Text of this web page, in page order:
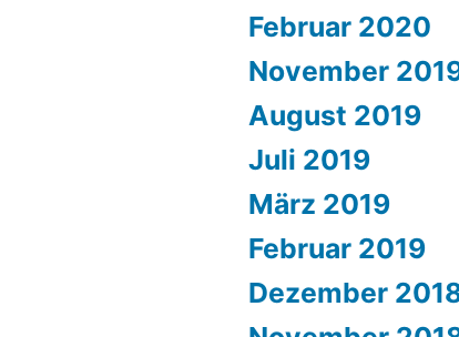
Februar 2020
November
August 2019
Juli 2019
März 2019
Februar 2019
Dezember